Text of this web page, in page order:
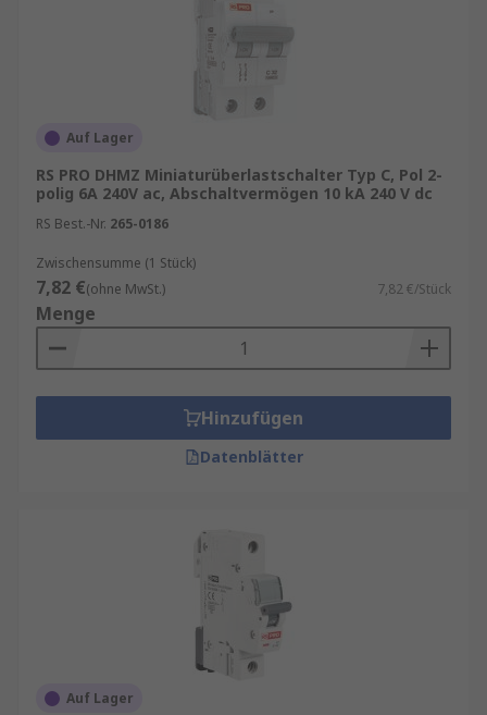
Auf Lager
RS PRO DHMZ Miniaturüberlastschalter Typ C, Pol 2-
polig 6A 240V ac, Abschaltvermögen 10 kA 240 V dc
RS Best.-Nr. 265-0186
Zwischensumme (1 Stück)
7,82 €(ohne MwSt.) 7,82 €/Stück
Menge
Hinzufügen
Datenblätter
Auf Lager